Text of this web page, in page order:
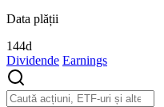
Data plății
144d
Dividende Earnings